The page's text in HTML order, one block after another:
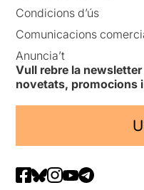
Condicions d’ús
Comunicacions
Anuncia’t
Vull rebre la
novetats, promocions